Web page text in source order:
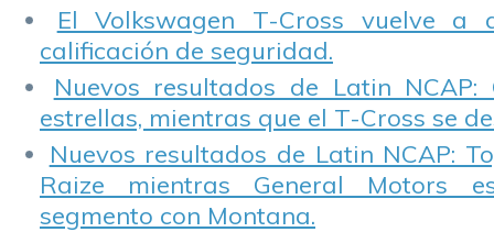
El Volkswagen T-Cross vuelve a
calificación de seguridad.
Nuevos resultados de Latin NCAP:
estrellas, mientras que el T-Cross se
Nuevos resultados de Latin NCAP:
Raize mientras General Motors
segmento con Montana.